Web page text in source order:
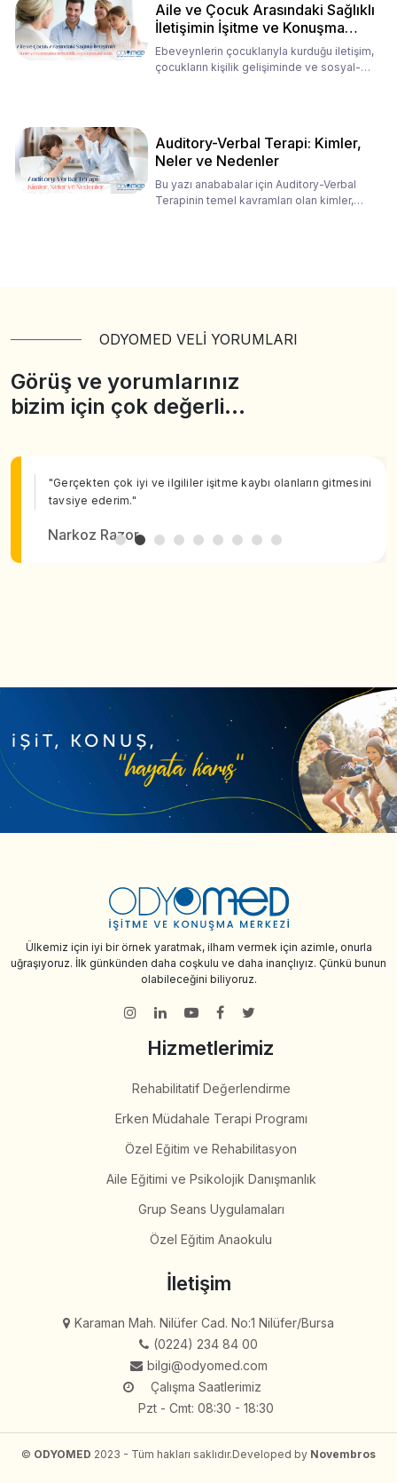
Aile ve Çocuk Arasındaki Sağlıklı
İletişimin İşitme ve Konuşma
Rehabilitasyonundaki Rolü
Ebeveynlerin çocuklarıyla kurduğu iletişim,
çocukların kişilik gelişiminde ve sosyal-
Auditory-Verbal Terapi: Kimler,
Neler ve Nedenler
Bu yazı anababalar için Auditory-Verbal
Terapinin temel kavramları olan kimler,
ODYOMED VELİ YORUMLARI
Görüş ve yorumlarınız
bizim için çok değerli…
"Gerçekten çok iyi ve ilgililer işitme kaybı olanların gitmesini
tavsiye ederim."
Narkoz Razor
Ülkemiz için iyi bir örnek yaratmak, ilham vermek için azimle, onurla
uğraşıyoruz. İlk günkünden daha coşkulu ve daha inançlıyız. Çünkü bunun
olabileceğini biliyoruz.
Hizmetlerimiz
Rehabilitatif Değerlendirme
Erken Müdahale Terapi Programı
Özel Eğitim ve Rehabilitasyon
Aile Eğitimi ve Psikolojik Danışmanlık
Grup Seans Uygulamaları
Özel Eğitim Anaokulu
İletişim
Karaman Mah. Nilüfer Cad. No:1 Nilüfer/Bursa
(0224) 234 84 00
bilgi@odyomed.com
Çalışma Saatlerimiz
Pzt - Cmt: 08:30 - 18:30
© ODYOMED 2023 - Tüm hakları saklıdır.Developed by Novembros